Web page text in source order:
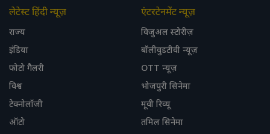
लेटेस्ट हिंदी न्यूज़
राज्य
इंडिया
फोटो गैलरी
विश्व
टेक्नोलॉजी
ऑटो
एंटरटेनमेंट न्यूज़
विजुअल स्टोरीज़
बॉलीवुडटीवी न्यूज़
OTT न्यूज़
भोजपुरी सिनेमा
मूवी रिव्यू
तमिल सिनेमा